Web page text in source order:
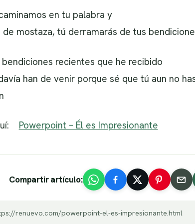
en tu palabra y
mostaza, tú derramarás de tus
recientes que he recibido
han de venir porque sé que tú aun no
Powerpoint – Él es Impresionante
Compartir artículo:
renuevo.com/powerpoint-el-es-impresionante.html